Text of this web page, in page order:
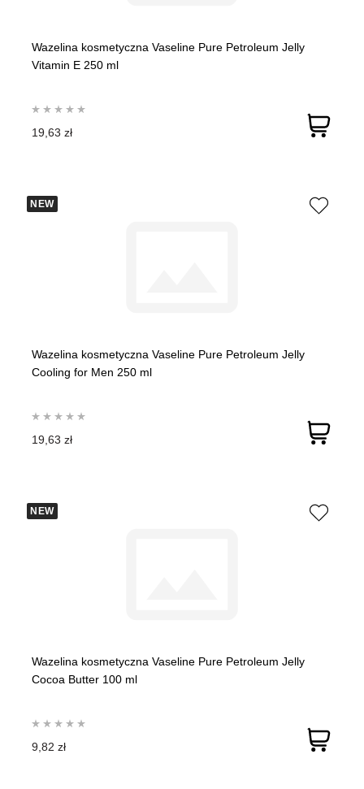
Wazelina kosmetyczna Vaseline Pure Petroleum Jelly
Vitamin E 250 ml
19,63 zł
NEW
Wazelina kosmetyczna Vaseline Pure Petroleum Jelly
Cooling for Men 250 ml
19,63 zł
NEW
Wazelina kosmetyczna Vaseline Pure Petroleum Jelly
Cocoa Butter 100 ml
9,82 zł